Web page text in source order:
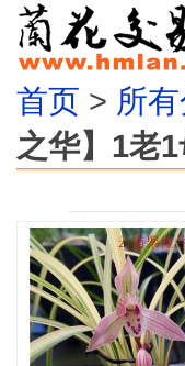
首页 > 所
之华】1老